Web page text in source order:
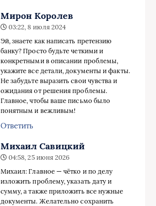
Мирон Королев
03:22, 8 июля 2024
Эй, знаете как написать претензию
банку? Просто будьте четкими и
конкретными в описании проблемы,
укажите все детали, документы и факты.
Не забудьте выразить свои чувства и
ожидания от решения проблемы.
Главное, чтобы ваше письмо было
понятным и вежливым!
Ответить
Михаил Савицкий
04:58, 25 июня 2026
Михаил: Главное — чётко и по делу
изложить проблему, указать дату и
сумму, а также приложить все нужные
документы. Желательно сохранить